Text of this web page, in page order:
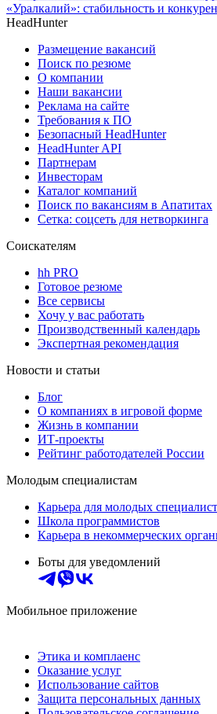
«Уралкалий»: стабильность и
HeadHunter
Размещение вакансий
Поиск по резюме
О компании
Наши вакансии
Реклама на сайте
Требования к ПО
Безопасный HeadHunter
HeadHunter API
Партнерам
Инвесторам
Каталог компаний
Поиск по вакансиям в Апатитах
Сетка: соцсеть для нетворкинга
Соискателям
hh PRO
Готовое резюме
Все сервисы
Хочу у вас работать
Производственный календарь
Экспертная рекомендация
Новости и статьи
Блог
О компаниях в игровой форме
Жизнь в компании
ИТ-проекты
Рейтинг работодателей России
Молодым специалистам
Карьера для молодых
Школа программистов
Карьера в некоммерческих
Боты для уведомлений
Мобильное приложение
Этика и комплаенс
Оказание услуг
Использование сайтов
Защита персональных данных